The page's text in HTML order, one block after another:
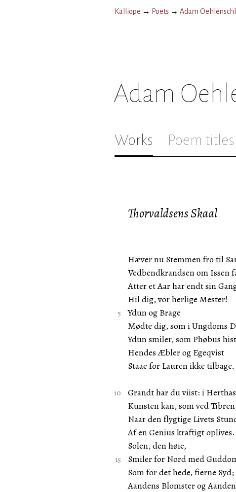
Kalliope → Poets → Adam
Adam
Works Poem titles
Thorvaldsens Skaal
Hæver nu Stemmen fro til
Vedbendkrandsen om Issen
Atter et Aar har endt sin
Hil dig, vor herlige Mester!
Ydun og Brage
Mødte dig, som i Ungdoms
Ydun smiler, som Phøbus
Hendes Æbler og Egeqvist
Staae for Lauren ikke tilbage.
Grandt har du viist: i
Kunsten kan, som ved
Naar den flygtige Livets
Af en Genius kraftigt oplives.
Solen, den høie,
Smiler for Nord med
Som for det hede, fierne Syd;
Aandens Blomster og